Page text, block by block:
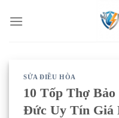
qua
SỬA ĐIỀU HÒA
10 Tốp Thợ
Đức Uy Tín Giá